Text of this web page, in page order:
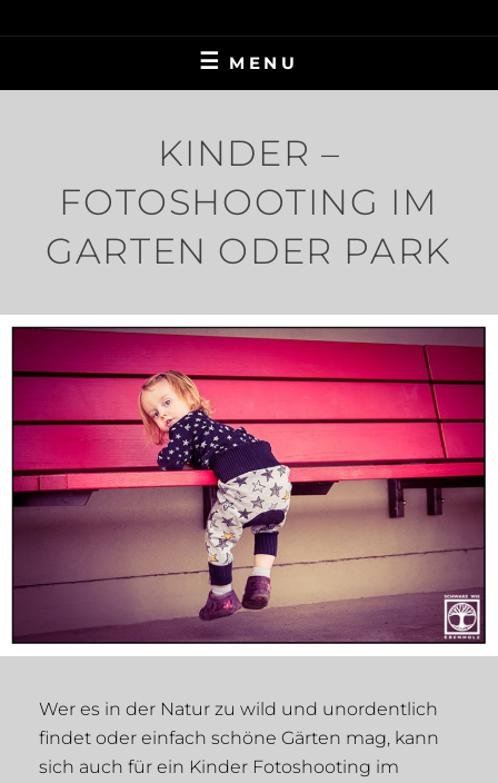
to
MELANIE HUB
FOTOGRAF
MENU
KINDER –
FOTOSHOOTING IM
GARTEN ODER PARK
Wer es in der Natur zu wild und unordentlich
findet oder einfach schöne Gärten mag, kann
sich auch für ein Kinder Fotoshooting im